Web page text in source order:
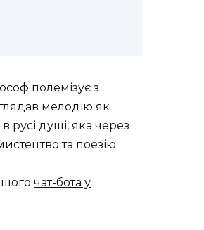
полемізує з
мелодію як
русі душі, яка через
та поезію.
чат-бота у